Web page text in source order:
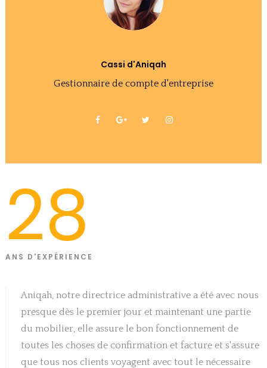
Cassi d'Aniqah
Gestionnaire de compte d'entreprise
28
ANS D'EXPÉRIENCE
Aniqah, notre directrice administrative a été avec nous
presque dès le premier jour et maintenant une partie
du mobilier, elle assure le bon fonctionnement de
toutes les choses de confirmation et facture et s'assure
que tous nos clients voyagent avec tout le nécessaire